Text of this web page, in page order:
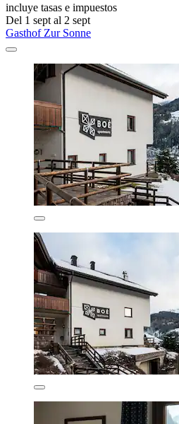
incluye tasas e impuestos
Del 1 sept al 2 sept
Gasthof Zur Sonne